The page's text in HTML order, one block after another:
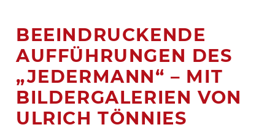
BEEINDRUCKENDE
AUFFÜHRUNGEN DES
„JEDERMANN“ – MIT
BILDERGALERIEN VON
ULRICH TÖNNIES